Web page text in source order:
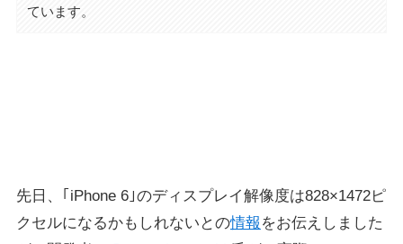
ています。
先日、｢iPhone 6｣のディスプレイ解像度は828×1472ピ
クセルになるかもしれないとの情報 をお伝えしました